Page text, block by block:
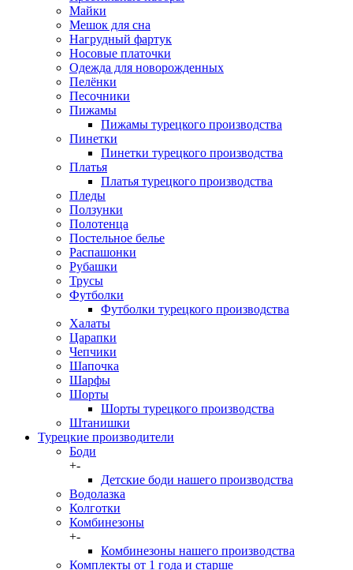
Майки
Мешок для сна
Нагрудный фартук
Носовые платочки
Одежда для новорожденных
Пелёнки
Песочники
Пижамы
Пижамы турецкого производства
Пинетки
Пинетки турецкого производства
Платья
Платья турецкого производства
Пледы
Ползунки
Полотенца
Постельное белье
Распашонки
Рубашки
Трусы
Футболки
Футболки турецкого производства
Халаты
Царапки
Чепчики
Шапочка
Шарфы
Шорты
Шорты турецкого производства
Штанишки
Турецкие производители
Боди
+-
Детские боди нашего производства
Водолазка
Колготки
Комбинезоны
+-
Комбинезоны нашего производства
Комплекты от 1 года и старше